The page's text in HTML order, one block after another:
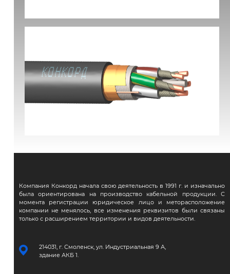
КГ-ХЛ
Компания Конкорд начала свою деятельность в 1991 г. и изначально
была ориентирована на производство кабельной продукции. С
момента регистрации юридическое лицо и меторасположение
компании не менялось, все изменения реквизитов были связаны
только с расширением территории и видов деятельности.
214031, г. Смоленск, ул. Индустриальная 9 А,
здание АКБ 1.